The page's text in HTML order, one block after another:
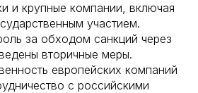
и крупные компании, включая
участием.
за обходом санкций через
вторичные меры.
европейских компаний
с российскими